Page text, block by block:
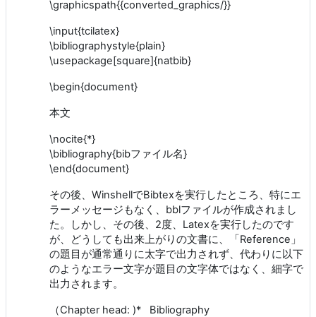
\graphicspath{{converted_graphics/}}
\input{tcilatex}
\bibliographystyle{plain}
\usepackage[square]{natbib}
\begin{document}
本文
\nocite{*}
\bibliography{bibファイル名}
\end{document}
その後、WinshellでBibtexを実行したところ、特にエ
ラーメッセージもなく、bblファイルが作成されまし
た。しかし、その後、2度、Latexを実行したのです
が、どうしても出来上がりの文書に、「Reference」
の題目が通常通りに太字で出力されず、代わりに以下
のようなエラー文字が題目の文字体ではなく、細字で
出力されます。
（Chapter head: )* Bibliography